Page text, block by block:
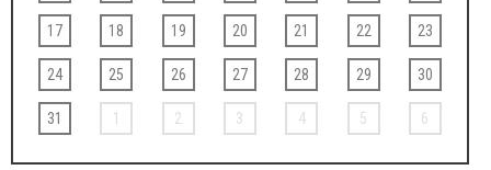
17 18 19 20 21 22 23
24 25 26 27 28 29 30
31 1 2 3 4 5 6